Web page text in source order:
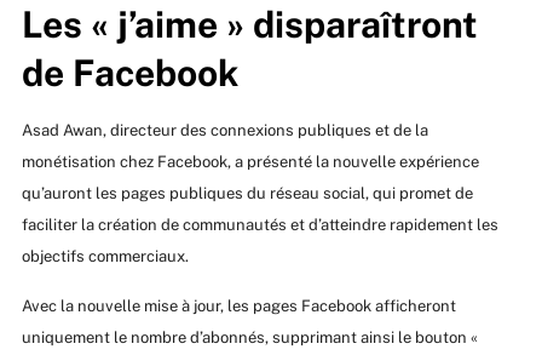
Les « j’aime » disparaîtront
de Facebook
Asad Awan, directeur des connexions publiques et de la
monétisation chez Facebook, a présenté la nouvelle expérience
qu’auront les pages publiques du réseau social, qui promet de
faciliter la création de communautés et d’atteindre rapidement les
objectifs commerciaux.
Avec la nouvelle mise à jour, les pages Facebook afficheront
uniquement le nombre d’abonnés, supprimant ainsi le bouton «